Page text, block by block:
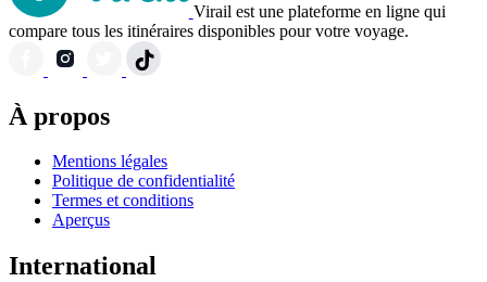
Virail est une plateforme en ligne qui
compare tous les itinéraires disponibles pour votre voyage.
À propos
Mentions légales
Politique de confidentialité
Termes et conditions
Aperçus
International